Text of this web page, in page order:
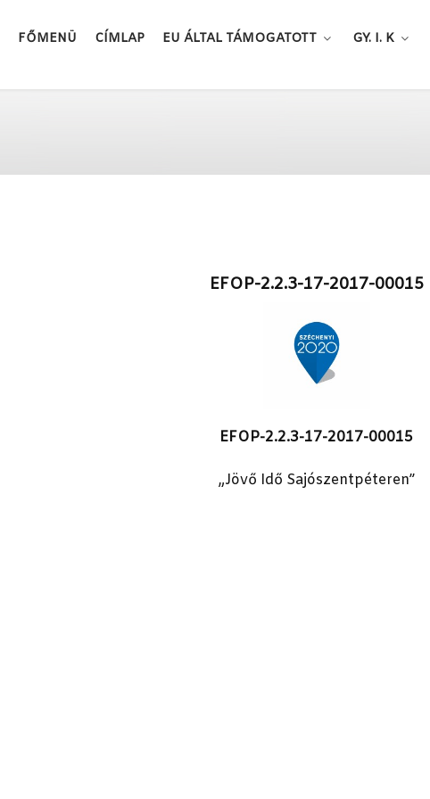
FŐMENÜ CÍMLAP EU ÁLTAL TÁMOGATOTT GY. I. K
EFOP-2.2.3-17-2017-00015
EFOP-2.2.3-17-2017-00015
„Jövő Idő Sajószentpéteren”